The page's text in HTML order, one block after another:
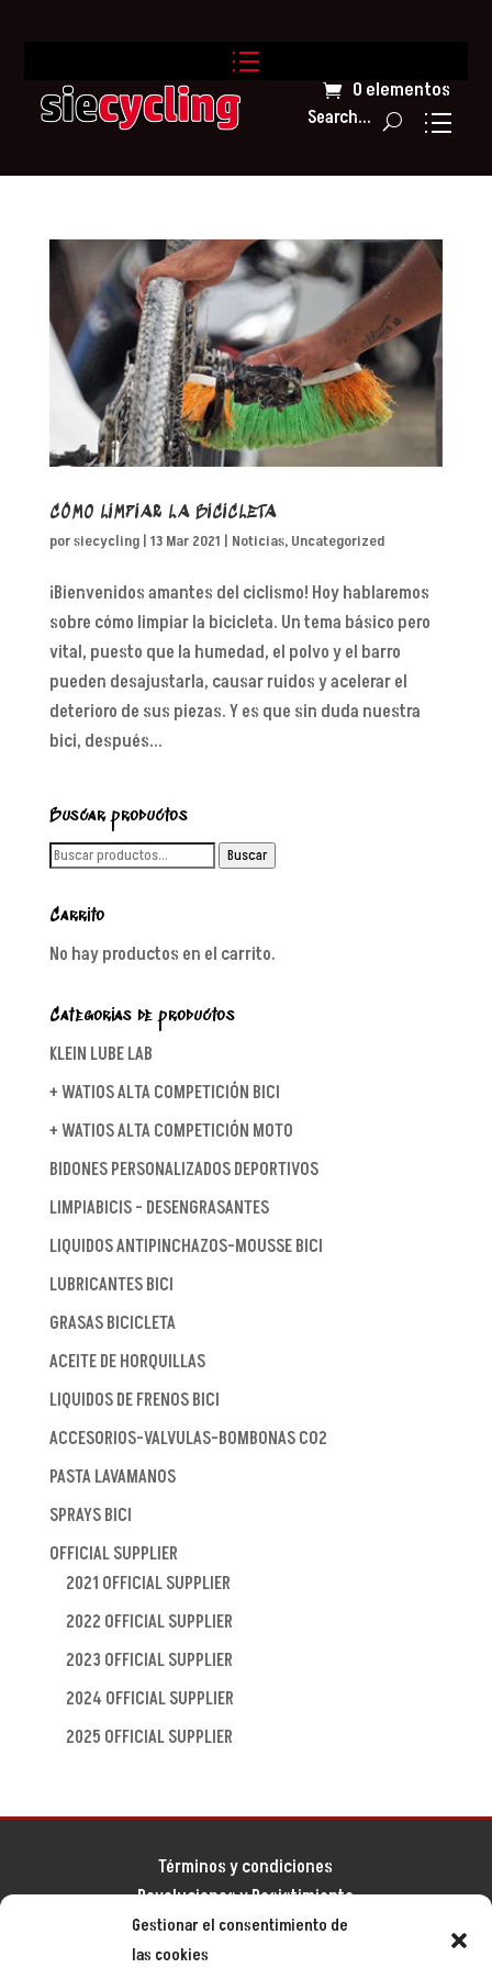
Gestionar el consentimiento de
las cookies
0 elementos
Search...
CÓMO LIMPIAR LA BICICLETA
porsiecycling| 13 Mar 2021 | Noticias, Uncategorized
¡Bienvenidos amantes del ciclismo! Hoy hablaremos
sobre cómo limpiar la bicicleta. Un tema básico pero
vital, puesto que la humedad, el polvo y el barro
pueden desajustarla, causar ruidos y acelerar el
deterioro de sus piezas. Y es que sin duda nuestra
bici, después...
Buscar productos
Buscar
Buscar
Carrito
No hay productos en el carrito.
Categorías de productos
KLEIN LUBE LAB
+ WATIOS ALTA COMPETICIÓN BICI
+ WATIOS ALTA COMPETICIÓN MOTO
BIDONES PERSONALIZADOS DEPORTIVOS
LIMPIABICIS - DESENGRASANTES
LIQUIDOS ANTIPINCHAZOS-MOUSSE BICI
LUBRICANTES BICI
GRASAS BICICLETA
ACEITE DE HORQUILLAS
LIQUIDOS DE FRENOS BICI
ACCESORIOS-VALVULAS-BOMBONAS CO2
PASTA LAVAMANOS
SPRAYS BICI
OFFICIAL SUPPLIER
2021 OFFICIAL SUPPLIER
2022 OFFICIAL SUPPLIER
2023 OFFICIAL SUPPLIER
2024 OFFICIAL SUPPLIER
2025 OFFICIAL SUPPLIER
Términos y condiciones
Devoluciones y Desistimiento
Aviso legal
Política de privacidad